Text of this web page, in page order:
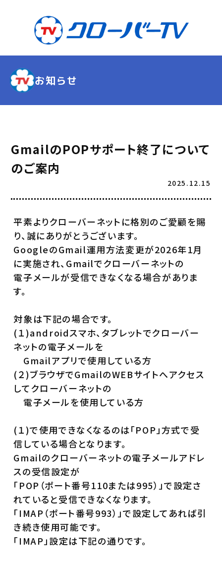
お知らせ
GmailのPOPサポート終了について
のご案内
2025.12.15
平素よりクローバーネットに格別のご愛顧を賜
り、誠にありがとうございます。
GoogleのGmail運用方法変更が2026年1月
に実施され、Gmailでクローバーネットの
電子メールが受信できなくなる場合がありま
す。
対象は下記の場合です。
(１)androidスマホ、タブレットでクローバー
ネットの電子メールを
Gmailアプリで使用している方
(２)ブラウザでGmailのWEBサイトへアクセス
してクローバーネットの
電子メールを使用している方
(１)で使用できなくなるのは「POP」方式で受
信している場合となります。
Gmailのクローバーネットの電子メールアドレ
スの受信設定が
「POP（ポート番号110または995）」で設定さ
れていると受信できなくなります。
「IMAP（ポート番号993）」で設定してあれば引
き続き使用可能です。
「IMAP」設定は下記の通りです。